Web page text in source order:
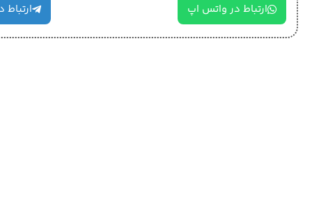
ارتباط در واتس اپ ارتباط